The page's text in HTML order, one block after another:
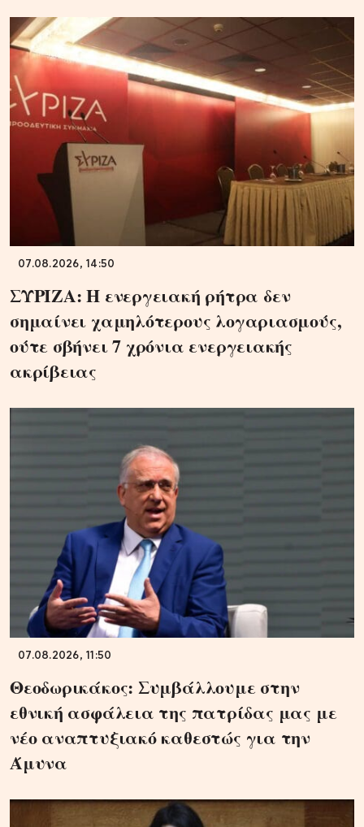
07.08.2026, 14:50
ΣΥΡΙΖΑ: Η ενεργειακή ρήτρα δεν
σημαίνει χαμηλότερους λογαριασμούς,
ούτε σβήνει 7 χρόνια ενεργειακής
ακρίβειας
07.08.2026, 11:50
Θεοδωρικάκος: Συμβάλλουμε στην
εθνική ασφάλεια της πατρίδας μας με
νέο αναπτυξιακό καθεστώς για την
Άμυνα